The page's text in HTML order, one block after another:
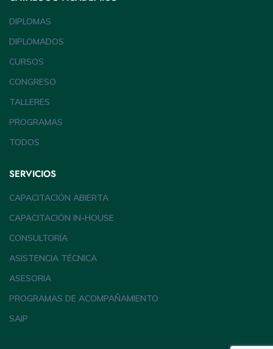
DIPLOMAS
DIPLOMADOS
CURSOS
CONGRESO
TALLERES
PROGRAMAS
TODOS
SERVICIOS
CAPACITACIÓN ABIERTA
CAPACITACIÓN IN-HOUSE
CONSULTORÍA
ASISTENCIA TÉCNICA
ASESORIA
PROGRAMAS DE ACOMPAÑAMIENTO
SAIP